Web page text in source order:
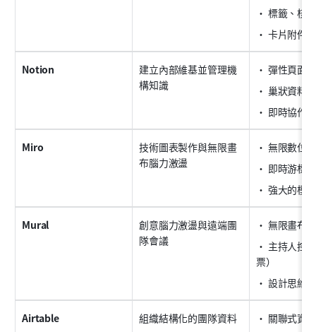
• 標籤、核
• 卡片附件
Notion
建立內部維基並管理機
構知識
• 彈性頁面
• 巢狀資料
• 即時協作
Miro
技術圖表製作與無限畫
布腦力激盪
• 無限數位
• 即時游標
• 強大的模
Mural
創意腦力激盪與遠端團
隊會議
• 無限畫布
• 主持人控
票）
• 設計思維
Airtable 組織結構化的團隊資料 • 關聯式資